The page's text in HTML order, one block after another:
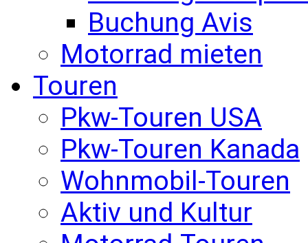
Buchung Avis
Motorrad mieten
Touren
Pkw-Touren USA
Pkw-Touren Kanada
Wohnmobil-Touren
Aktiv und Kultur